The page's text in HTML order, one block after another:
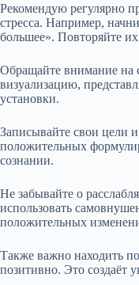
Рекомендую регулярно
стресса. Например,
большее». Повторяйте
Обращайте внимание на
визуализацию,
установки.
Записывайте свои цели
положительных
сознании.
Не забывайте о
использовать
положительных
Также важно находить
позитивно. Это